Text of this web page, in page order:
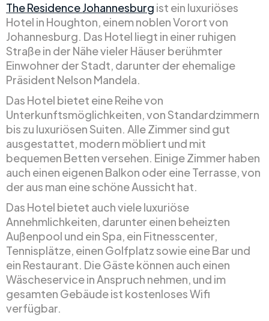
The Residence Johannesburg ist ein luxuriöses
Hotel in Houghton, einem noblen Vorort von
Johannesburg. Das Hotel liegt in einer ruhigen
Straße in der Nähe vieler Häuser berühmter
Einwohner der Stadt, darunter der ehemalige
Präsident Nelson Mandela.
Das Hotel bietet eine Reihe von
Unterkunftsmöglichkeiten, von Standardzimmern
bis zu luxuriösen Suiten. Alle Zimmer sind gut
ausgestattet, modern möbliert und mit
bequemen Betten versehen. Einige Zimmer haben
auch einen eigenen Balkon oder eine Terrasse, von
der aus man eine schöne Aussicht hat.
Das Hotel bietet auch viele luxuriöse
Annehmlichkeiten, darunter einen beheizten
Außenpool und ein Spa, ein Fitnesscenter,
Tennisplätze, einen Golfplatz sowie eine Bar und
ein Restaurant. Die Gäste können auch einen
Wäscheservice in Anspruch nehmen, und im
gesamten Gebäude ist kostenloses Wifi
verfügbar.